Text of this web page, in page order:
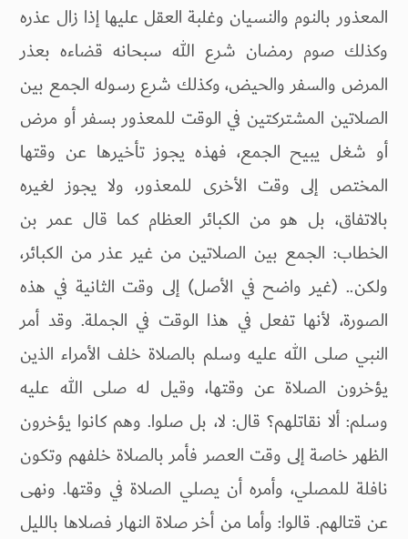
المعذور بالنوم والنسيان وغلبة العقل عليها إذا زال عذره
وكذلك صوم رمضان شرع الله سبحانه قضاءه بعذر
المرض والسفر والحيض، وكذلك شرع رسوله الجمع بين
الصلاتين المشتركتين في الوقت للمعذور بسفر أو مرض
أو شغل يبيح الجمع، فهذه يجوز تأخيرها عن وقتها
المختص إلى وقت الأخرى للمعذور، ولا يجوز لغيره
بالاتفاق، بل هو من الكبائر العظام كما قال عمر بن
الخطاب: الجمع بين الصلاتين من غير عذر من الكبائر،
ولكن.. (غير واضح في الأصل) إلى وقت الثانية في هذه
الصورة، لأنها تفعل في هذا الوقت في الجملة. وقد أمر
النبي صلى الله عليه وسلم بالصلاة خلف الأمراء الذين
يؤخرون الصلاة عن وقتها، وقيل له صلى الله عليه
وسلم: ألا نقاتلهم؟ قال: لا، بل صلوا. وهم كانوا يؤخرون
الظهر خاصة إلى وقت العصر فأمر بالصلاة خلفهم وتكون
نافلة للمصلي، وأمره أن يصلي الصلاة في وقتها. ونهى
عن قتالهم. قالوا: وأما من أخر صلاة النهار فصلاها بالليل